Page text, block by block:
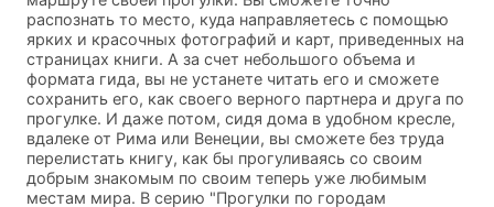
распознать то место, куда направляетесь с помощью
ярких и красочных фотографий и карт, приведенных на
страницах книги. А за счет небольшого объема и
формата гида, вы не устанете читать его и сможете
сохранить его, как своего верного партнера и друга по
прогулке. И даже потом, сидя дома в удобном кресле,
вдалеке от Рима или Венеции, вы сможете без труда
перелистать книгу, как бы прогуливаясь со своим
добрым знакомым по своим теперь уже любимым
местам мира. В серию "Прогулки по городам